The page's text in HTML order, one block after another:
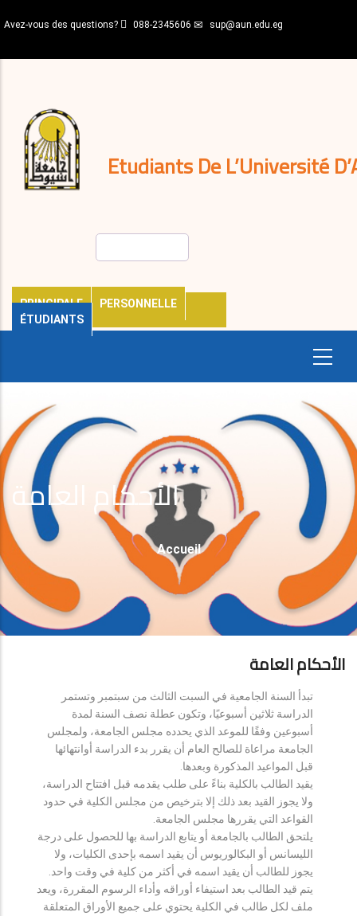
au
principal
Avez-vous des questions? 088-2345606 sup@aun.edu.eg
Etudiants De L’Université
PRINCIPALE
PERSONNELLE
ÉTUDIANTS
décisions
Expatriés
Journal
الأحكام العامة
Fil
D'Ariane
Accueil
الأحكام العامة
تبدأ السنة الجامعية في السبت الثالث من سبتمبر وتستمر
الدراسة ثلاثين أسبوعيًا، وتكون عطلة نصف السنة لمدة
أسبوعين وفقًا للموعد الذي يحدده مجلس الجامعة، ولمجلس
الجامعة مراعاة للصالح العام أن يقرر بدء الدراسة أوانتهائها
قبل المواعيد المذكورة وبعدها.
يقيد الطالب بالكلية بناءً على طلب يقدمه قبل افتتاح الدراسة،
ولا يجوز القيد بعد ذلك إلا بترخيص من مجلس الكلية في حدود
القواعد التي يقررها مجلس الجامعة.
يلتحق الطالب بالجامعة أو يتابع الدراسة بها للحصول على درجة
الليسانس أو البكالوريوس أن يقيد اسمه بإحدى الكليات، ولا
يجوز للطالب أن يقيد اسمه في أكثر من كلية في وقت واحد.
يتم قيد الطالب بعد استيفاء أوراقه وأداء الرسوم المقررة، ويعد
ملف لكل طالب في الكلية يحتوي على جميع الأوراق المتعلقة